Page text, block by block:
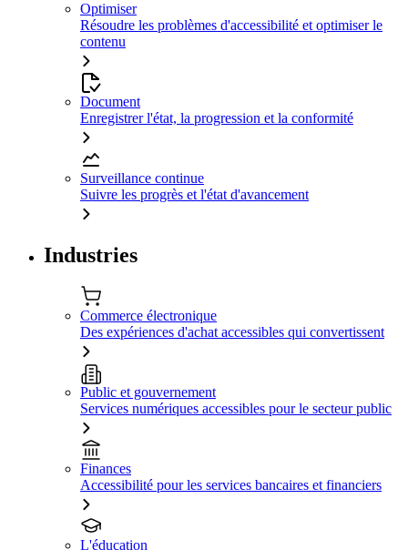
Optimiser
Résoudre les problèmes d'accessibilité et optimiser le
contenu
Document
Enregistrer l'état, la progression et la conformité
Surveillance continue
Suivre les progrès et l'état d'avancement
Industries
Commerce électronique
Des expériences d'achat accessibles qui convertissent
Public et gouvernement
Services numériques accessibles pour le secteur public
Finances
Accessibilité pour les services bancaires et financiers
L'éducation